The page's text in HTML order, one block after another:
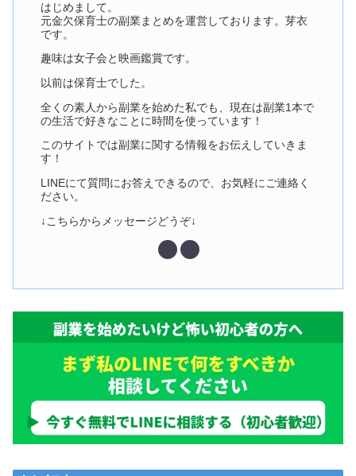
はじめまして。
元金欠保育士の副業まとめを運営しております。芽衣
です。
趣味は女子会と映画鑑賞です。
以前は保育士でした。
全くの素人から副業を始めた私でも、現在は副業1本で
の生活で好きなことに時間を使っています！
このサイトでは副業に関する情報をお伝えしていきま
す！
LINEにて質問にお答えできるので、お気軽にご連絡く
ださい。
↓こちらからメッセージどうぞ↓